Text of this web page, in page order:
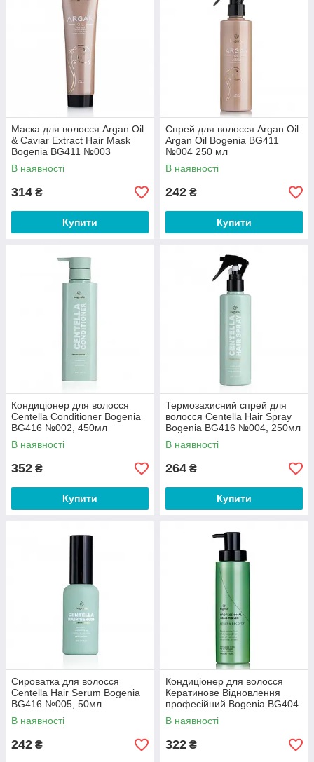
Маска для волосся Argan Oil
& Caviar Extract Hair Mask
Bogenia BG411 №003
В наявності
314 ₴
Купити
Спрей для волосся Argan Oil
Argan Oil Bogenia BG411
№004 250 мл
В наявності
242 ₴
Купити
Кондиціонер для волосся
Centella Conditioner Bogenia
BG416 №002, 450мл
В наявності
352 ₴
Купити
Термозахисний спрей для
волосся Centella Hair Spray
Bogenia BG416 №004, 250мл
В наявності
264 ₴
Купити
Сироватка для волосся
Centella Hair Serum Bogenia
BG416 №005, 50мл
В наявності
242 ₴
Кондиціонер для волосся
Кератинове Відновлення
професійний Bogenia BG404
№002 400 мл
В наявності
322 ₴